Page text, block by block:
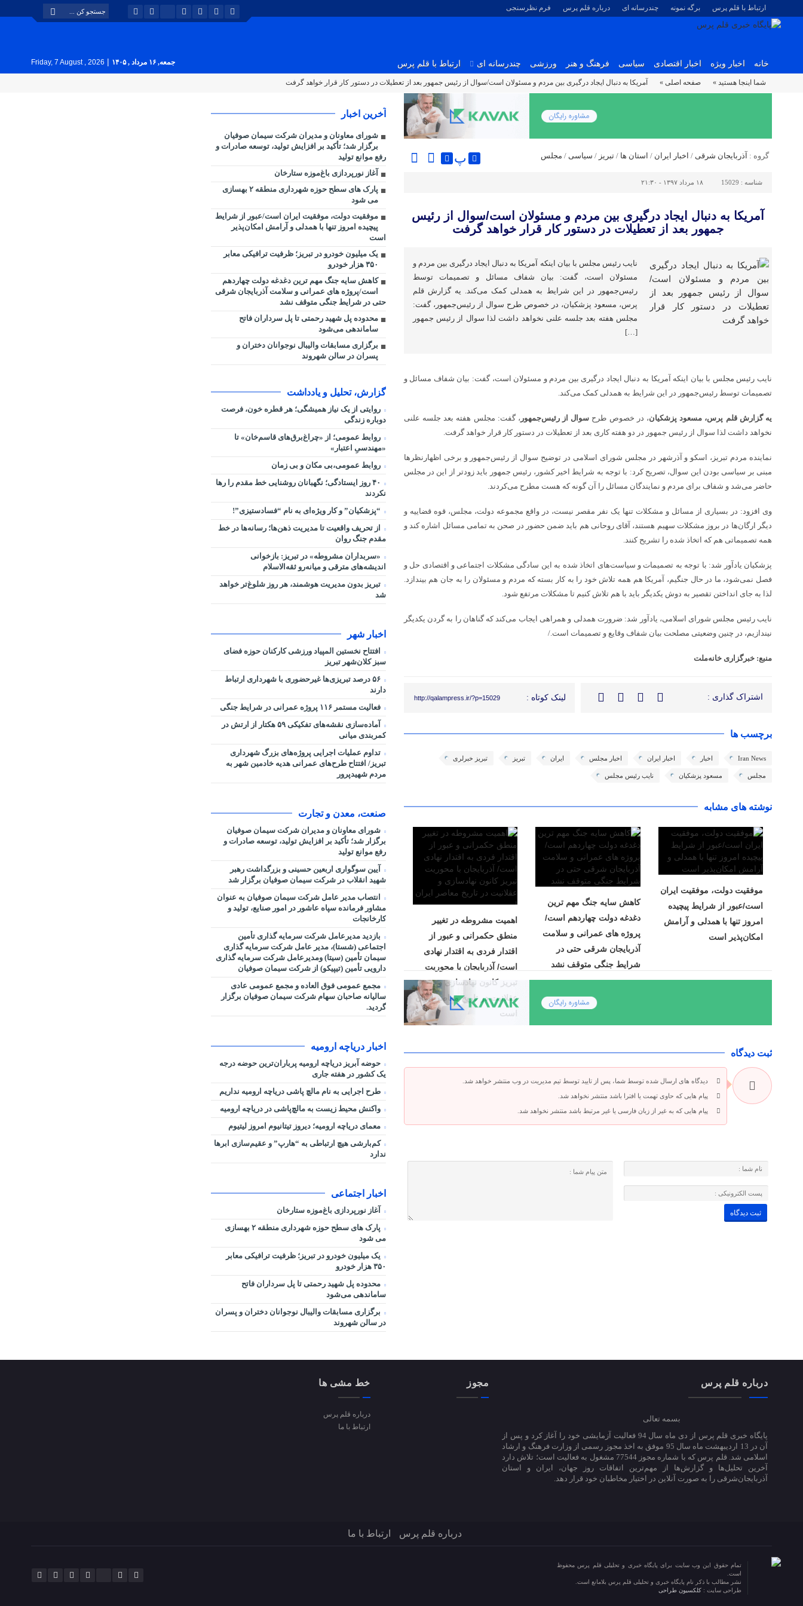
ارتباط با قلم پرس برگه نمونه چندرسانه ای درباره قلم پرس فرم نظرسنجی
خانه اخبار ویژه اخبار اقتصادی سیاسی فرهنگ و هنر ورزشی چندرسانه ای ارتباط با قلم پرس جمعه, ۱۶ مرداد , ۱۴۰۵ |
Friday, 7 August , 2026
شما اینجا هستید » صفحه اصلی » آمریکا به دنبال ایجاد درگیری بین مردم و مسئولان است/سوال از رئیس جمهور بعد از تعطیلات در دستور کار قرار خواهد گرفت
گروه : آذربایجان شرقی / اخبار ایران / استان ها / تبریز / سیاسی / مجلس پ
شناسه : 15029 ۱۸ مرداد ۱۳۹۷ - ۲۱:۳۰
آمریکا به دنبال ایجاد درگیری بین مردم و مسئولان است/سوال از رئیس
جمهور بعد از تعطیلات در دستور کار قرار خواهد گرفت
نایب رئیس مجلس با بیان اینکه آمریکا به دنبال ایجاد درگیری بین مردم و
مسئولان است، گفت: بیان شفاف مسائل و تصمیمات توسط
رئیس‌جمهور در این شرایط به همدلی کمک می‌کند. یه گزارش قلم
پرس، مسعود پزشکیان، در خصوص طرح سوال از رئیس‌جمهور، گفت:
مجلس هفته بعد جلسه علنی نخواهد داشت لذا سوال از رئیس جمهور
[…]
نایب رئیس مجلس با بیان اینکه آمریکا به دنبال ایجاد درگیری بین مردم و مسئولان است، گفت: بیان شفاف مسائل و
تصمیمات توسط رئیس‌جمهور در این شرایط به همدلی کمک می‌کند.
یه گزارش قلم پرس، مسعود پزشکیان، در خصوص طرح سوال از رئیس‌جمهور ، گفت: مجلس هفته بعد جلسه علنی
نخواهد داشت لذا سوال از رئیس جمهور در دو هفته کاری بعد از تعطیلات در دستور کار قرار خواهد گرفت.
نماینده مردم تبریز، اسکو و آذرشهر در مجلس شورای اسلامی در توضیح سوال از رئیس‌جمهور و برخی اظهارنظرها
مبنی بر سیاسی بودن این سوال، تصریح کرد: با توجه به شرایط اخیر کشور، رئیس جمهور باید زودتر از این در مجلس
حاضر می‌شد و شفاف برای مردم و نمایندگان مسائل را آن گونه که هست مطرح می‌کردند.
وی افزود: در بسیاری از مسائل و مشکلات تنها یک نفر مقصر نیست، در واقع مجموعه‌ دولت، مجلس، قوه قضاییه و
دیگر ارگان‌ها در بروز مشکلات سهیم هستند، آقای روحانی هم باید ضمن حضور در صحن به تمامی مسائل اشاره کند و
همه تصمیماتی هم که اتخاذ شده را تشریح کنند.
پزشکیان یادآور شد: با توجه به تصمیمات و سیاست‌های اتخاذ شده به این سادگی مشکلات اجتماعی و اقتصادی حل و
فصل نمی‌شود، ما در حال جنگیم، آمریکا هم همه تلاش خود را به کار بسته که مردم و مسئولان را به جان هم بیندازد.
لذا به جای انداختن تقصیر به دوش یکدیگر باید با هم تلاش کنیم تا مشکلات مرتفع شود.
نایب رئیس مجلس شورای اسلامی، یادآور شد: ضرورت همدلی و همراهی ایجاب می‌کند که گناهان را به گردن یکدیگر
نیندازیم، در چنین وضعیتی مصلحت بیان شفاف وقایع و تصمیمات است./
منبع: خبرگزاری خانه‌ملت
اشتراک گذاری : لینک کوتاه : http://qalampress.ir/?p=15029
برچسب ها
Iran News اخبار اخبار ایران اخبار مجلس ایران تبریز تبریز خبرلری
مجلس مسعود پزشکیان نایب رئیس مجلس
نوشته های مشابه
موفقیت دولت، موفقیت ایران
است/عبور از شرایط پیچیده
امروز تنها با همدلی و آرامش
امکان‌پذیر است
کاهش سایه جنگ مهم ‌ترین
دغدغه دولت چهاردهم است/
پروژه ‌های عمرانی و سلامت
آذربایجان شرقی حتی در
شرایط جنگی متوقف نشد
اهمیت مشروطه در تغییر
منطق حکمرانی و عبور از
اقتدار فردی به اقتدار نهادی
است/ آذربایجان با محوریت
تبریز کانون نهادسازی و
عقلانیت در تاریخ معاصر ایران
است
ثبت دیدگاه
دیدگاه های ارسال شده توسط شما، پس از تایید توسط تیم مدیریت در وب منتشر خواهد شد.
پیام هایی که حاوی تهمت یا افترا باشد منتشر نخواهد شد.
پیام هایی که به غیر از زبان فارسی یا غیر مرتبط باشد منتشر نخواهد شد.
آخرین اخبار
شورای معاونان و مدیران شرکت سیمان صوفیان
برگزار شد؛ تأکید بر افزایش تولید، توسعه صادرات و
رفع موانع تولید
آغاز نورپردازی باغ‌موزه ستارخان
پارک های سطح حوزه شهرداری منطقه ۲ بهسازی
می شود
موفقیت دولت، موفقیت ایران است/عبور از شرایط
پیچیده امروز تنها با همدلی و آرامش امکان‌پذیر
است
یک میلیون خودرو در تبریز؛ ظرفیت ترافیکی معابر
۳۵۰ هزار خودرو
کاهش سایه جنگ مهم ‌ترین دغدغه دولت چهاردهم
است/پروژه ‌های عمرانی و سلامت آذربایجان شرقی
حتی در شرایط جنگی متوقف نشد
محدوده پل شهید رحمتی تا پل سرداران فاتح
ساماندهی می‌شود
برگزاری مسابقات والیبال نوجوانان دختران و
پسران در سالن شهروند
گزارش، تحلیل و یادداشت
روایتی از یک نیاز همیشگی؛ هر قطره خون، فرصت
دوباره زندگی
روابط عمومی؛ از «چراغ‌برق‌های قاسم‌خان» تا
«مهندسیِ اعتبار»
روابط عمومی،بی مکان و بی زمان
۴۰ روز ایستادگی؛ نگهبانان روشنایی خط مقدم را رها
نکردند
“پزشکیان” و کار ویژه‌ای به نام “فسادستیزی”!
از تحریف واقعیت تا مدیریت ذهن‌ها؛ رسانه‌ها در خط
مقدم جنگ روان
«سربداران مشروطه» در تبریز: بازخوانی
اندیشه‌های مترقی و میانه‌رو ثقه‌الاسلام
تبریز بدون مدیریت هوشمند، هر روز شلوغ‌تر خواهد
شد
اخبار شهر
افتتاح نخستین المپیاد ورزشی کارکنان حوزه فضای
سبز کلان‌شهر تبریز
۵۶ درصد تبریزی‌ها غیرحضوری با شهرداری ارتباط
دارند
فعالیت مستمر ۱۱۶ پروژه عمرانی در شرایط جنگی
آماده‌سازی نقشه‌های تفکیکی ۵۹ هکتار از ارتش در
کمربندی میانی
تداوم عملیات اجرایی پروژه‌های بزرگ شهرداری
تبریز/ افتتاح طرح‌های عمرانی هدیه خادمین شهر به
مردم شهیدپرور
صنعت، معدن و تجارت
شورای معاونان و مدیران شرکت سیمان صوفیان
برگزار شد؛ تأکید بر افزایش تولید، توسعه صادرات و
رفع موانع تولید
آیین سوگواری اربعین حسینی و بزرگداشت رهبر
شهید انقلاب در شرکت سیمان صوفیان برگزار شد
انتصاب مدیر عامل شرکت سیمان صوفیان به عنوان
مشاور فرمانده سپاه عاشور در امور صنایع، تولید و
کارخانجات
بازدید مدیرعامل شرکت سرمایه گذاری تأمین
اجتماعی (شستا)، مدیر عامل شرکت سرمایه گذاری
سیمان تأمین (سیتا) ومدیرعامل شرکت سرمایه گذاری
دارویی تأمین (تیپیکو) از شرکت سیمان صوفیان
مجمع عمومی فوق العاده و مجمع عمومی عادی
سالیانه صاحبان سهام شرکت سیمان صوفیان برگزار
گردید.
اخبار دریاچه ارومیه
حوضه آبریز دریاچه ارومیه پرباران‌ترین حوضه‌ درجه
یک کشور در هفته جاری
طرح اجرایی به نام مالچ پاشی دریاچه ارومیه نداریم
واکنش محیط زیست به مالچ‌پاشی در دریاچه ارومیه
معمای دریاچه ارومیه؛ دیروز تیتانیوم امروز لیتیوم
کم‌بارشی هیچ ارتباطی به “هارپ” و عقیم‌سازی ابرها
ندارد
اخبار اجتماعی
آغاز نورپردازی باغ‌موزه ستارخان
پارک های سطح حوزه شهرداری منطقه ۲ بهسازی
می شود
یک میلیون خودرو در تبریز؛ ظرفیت ترافیکی معابر
۳۵۰ هزار خودرو
محدوده پل شهید رحمتی تا پل سرداران فاتح
ساماندهی می‌شود
برگزاری مسابقات والیبال نوجوانان دختران و پسران
در سالن شهروند
درباره قلم پرس
بسمه تعالی
پایگاه خبری قلم پرس از دی ماه سال 94 فعالیت آزمایشی خود را آغاز کرد و پس از
آن در 13 اردیبهشت ماه سال 95 موفق به اخذ مجوز رسمی از وزارت فرهنگ و ارشاد
اسلامی شد. قلم پرس که با شماره مجوز 77544 مشغول به فعالیت است؛ تلاش دارد
آخرین تحلیل‌ها و گزارش‌ها از مهم‌ترین اتفاقات روز جهان، ایران و استان
آذربایجان‌شرقی را به صورت آنلاین در اختیار مخاطبان خود قرار دهد.
مجوز خط مشی ها
درباره قلم پرس
ارتباط با ما
درباره قلم پرس ارتباط با ما
تمام حقوق این وب سایت برای پایگاه خبری و تحلیلی قلم پرس محفوظ
است.
نشر مطالب با ذکر نام پایگاه خبری و تحلیلی قلم پرس بلامانع است.
طراحی سایت : کلکسیون طراحی